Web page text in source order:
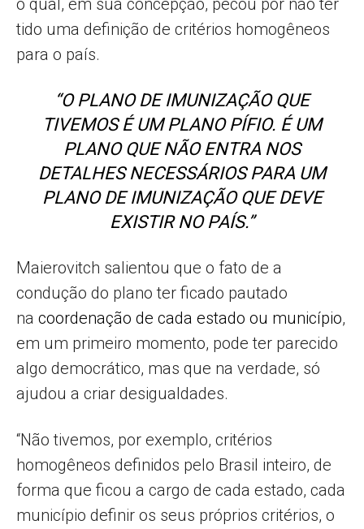
tido uma definição de critérios homogêneos
para o país.
“O PLANO DE IMUNIZAÇÃO QUE
TIVEMOS É UM PLANO PÍFIO. É UM
PLANO QUE NÃO ENTRA NOS
DETALHES NECESSÁRIOS PARA UM
PLANO DE IMUNIZAÇÃO QUE DEVE
EXISTIR NO PAÍS.”
Maierovitch salientou que o fato de a
condução do plano ter ficado pautado
na coordenação de cada estado ou município,
em um primeiro momento, pode ter parecido
algo democrático, mas que na verdade, só
ajudou a criar desigualdades.
“Não tivemos, por exemplo, critérios
homogêneos definidos pelo Brasil inteiro, de
forma que ficou a cargo de cada estado, cada
município definir os seus próprios critérios, o